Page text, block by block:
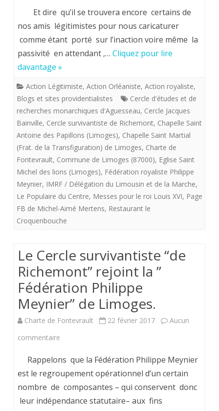
Populaire
du
19
médiatise
les
actions
pour
Louis
XVI
de
royaliste
Meynier
Et dire qu’il se trouvera encore certains de
nos amis légitimistes pour nous caricaturer
comme étant porté sur l’inaction voire même la
passivité en attendant ,… Cliquez pour lire
davantage »
Action Légitimiste, Action Orléaniste, Action royaliste,
Blogs et sites providentialistes
Cercle d'études et de
recherches monarchiques d'Aguesseau, Cercle Jacques
Bainville, Cercle survivantiste de Richemont, Chapelle Saint
Antoine des Papillons (Limoges), Chapelle Saint Martial
(Frat. de la Transfiguration) de Limoges, Charte de
Fontevrault, Commune de Limoges (87000), Eglise Saint
Michel des lions (Limoges), Fédération royaliste Philippe
Meynier, IMRF / Délégation du Limousin et de la Marche,
Le Populaire du Centre, Messes pour le roi Louis XVI, Page
FB de Michel-Aimé Mertens, Restaurant le
Croquenbouche
Le Cercle survivantiste “de
Richemont” rejoint la ”
Fédération Philippe
Meynier” de Limoges.
Charte de Fontevrault 22 février 2017
Aucun
commentaire
Cercle
survivantiste
“de
Rappelons que la Fédération Philippe Meynier
est le regroupement opérationnel d’un certain
nombre de composantes – qui conservent donc
leur indépendance statutaire– aux fins